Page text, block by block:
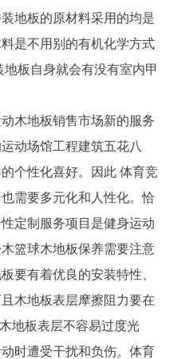
地板的原材料采用的均是
是不用别的有机化学方式
板自身就会有没有室内甲
木地板销售市场新的服务
动场馆工程建筑五花八
个性化喜好。因此 体育竞
需要多元化和人性化。恰
定制服务项目是健身运动
篮球木地板保养需要注意
要有着优良的安装特性、
木地板表层摩擦阻力要在
地板表层不容易过度光
时遭受干扰和负伤。体育